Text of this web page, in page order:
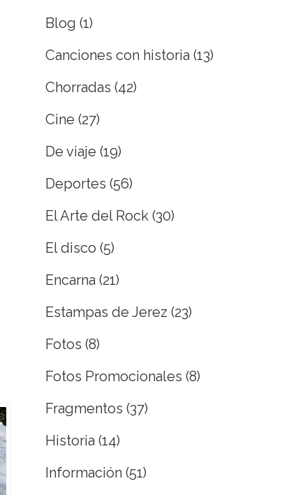
Blog (1)
Canciones con historia (13)
Chorradas (42)
Cine (27)
De viaje (19)
Deportes (56)
El Arte del Rock (30)
El disco (5)
Encarna (21)
Estampas de Jerez (23)
Fotos (8)
Fotos Promocionales (8)
Fragmentos (37)
Historia (14)
Información (51)